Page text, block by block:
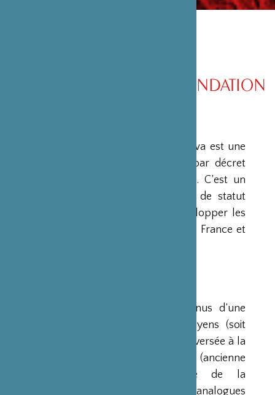
PRÉSENTATION DE LA FONDATION
La Fondation Franco-Japonaise Sasakawa est une
fondation reconnue d’utilité publique par décret
du Premier Ministre du 23 mars 1990. C’est un
organisme privé, sans but lucratif et de statut
français, qui a pour mission de « développer les
relations culturelles et d’amitié entre la France et
Ses ressources proviennent des revenus d’une
dotation initiale de trois milliards de yens (soit
environ 20 millions d’euros à l’époque) versée à la
France par la Fondation Nippon (ancienne
Fondation de l’Industrie Japonaise de la
Construction Navale). Des institutions analogues